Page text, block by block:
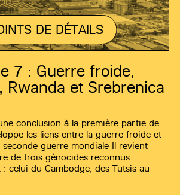
DE DÉTAILS
7 : Guerre froide,
Rwanda et Srebrenica
conclusion à la première partie de
les liens entre la guerre froide et
seconde guerre mondiale Il revient
de trois génocides reconnus
celui du Cambodge, des Tutsis au